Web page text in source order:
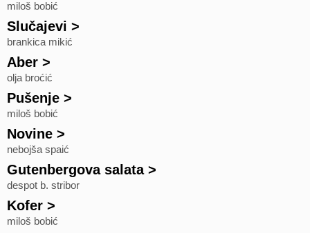
miloš bobić
Slučajevi >
brankica mikić
Aber >
olja broćić
Pušenje >
miloš bobić
Novine >
nebojša spaić
Gutenbergova salata>
despot b. stribor
Kofer >
miloš bobić